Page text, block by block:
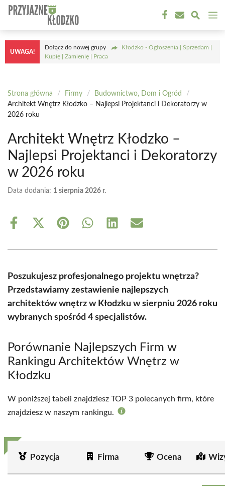
Przejdź
treści
UWAGA!
Dołącz do nowej grupy
Kłodzko - Ogłoszenia | Sprzedam |
Kupię | Zamienię | Praca
Strona główna / Firmy / Budownictwo, Dom i Ogród
/
Architekt Wnętrz Kłodzko – Najlepsi Projektanci i Dekoratorzy w
2026 roku
Architekt Wnętrz Kłodzko –
Najlepsi Projektanci i Dekoratorzy
w 2026 roku
Data dodania: 1 sierpnia 2026 r.
Share
Share
(Twitter)
Share Share Share Share
Poszukujesz profesjonalnego projektu wnętrza?
Przedstawiamy zestawienie najlepszych
architektów wnętrz w Kłodzku w sierpniu 2026 roku
wybranych spośród 4 specjalistów.
Porównanie Najlepszych Firm w
Rankingu Architektów Wnętrz w
Kłodzku
W poniższej tabeli znajdziesz TOP 3 polecanych firm, które
znajdziesz w naszym rankingu.
Pozycja Firma Ocena